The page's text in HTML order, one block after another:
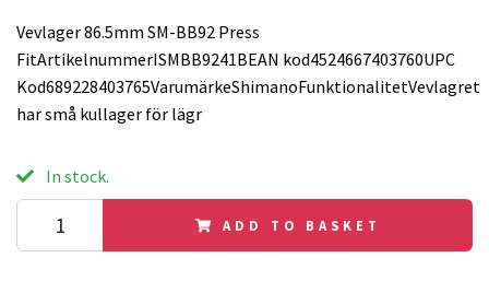
Vevlager 86.5mm SM-BB92 Press
FitArtikelnummerISMBB9241BEAN kod4524667403760UPC
Kod689228403765VarumärkeShimanoFunktionalitetVevlagret
har små kullager för lägr
In stock.
ADD TO BASKET